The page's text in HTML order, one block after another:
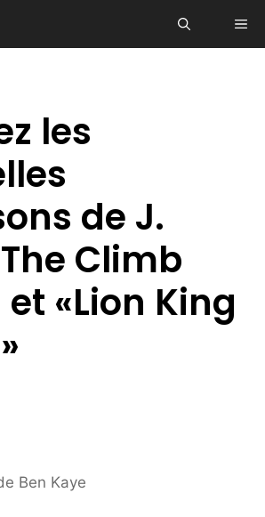
les
de J.
Climb
et «Lion King
Ben Kaye